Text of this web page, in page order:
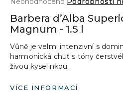
produktu
je
z
5
hvězdiček.
Barbera d’Alba
Magnum - 1.5 l
Vůně je velmi intenzivní s
harmonická chuť s tóny
živou kyselinkou.
VÍCE INFORMACÍ
a
j
t
?